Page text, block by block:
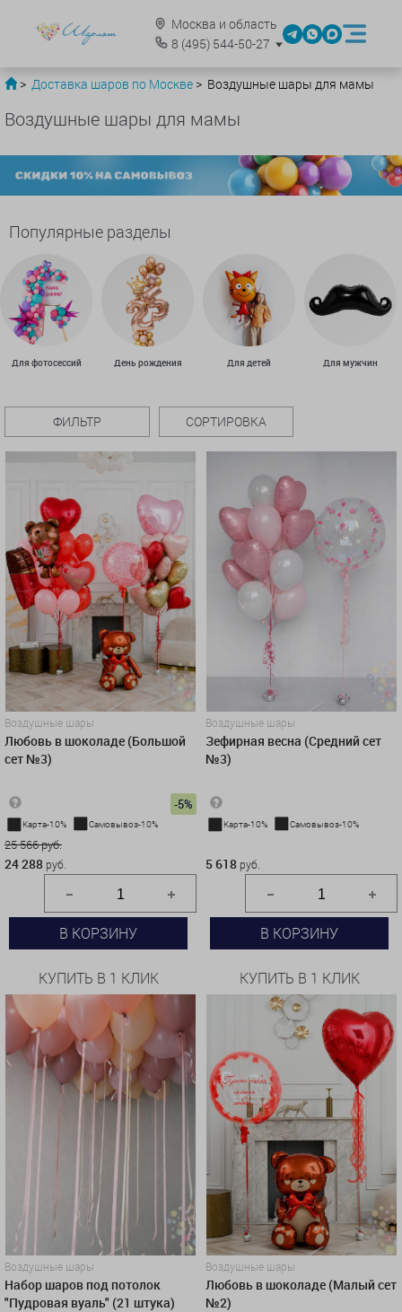
Москва и область
8 (495)544-50-27
Доставка шаров по Москве Воздушные шары для мамы
Воздушные шары для мамы
Популярные разделы
Для фотосессий День рождения Для детей Для мужчин
ФИЛЬТР СОРТИРОВКА
Воздушные шары
Любовь в шоколаде (Большой
сет №3)
-5%
Карта-10% Самовывоз-10%
25 566 руб.
24 288 руб.
В КОРЗИНУ
КУПИТЬ В 1 КЛИК
Воздушные шары
Зефирная весна (Средний сет
№3)
Карта-10% Самовывоз-10%
5 618 руб.
В КОРЗИНУ
КУПИТЬ В 1 КЛИК
Воздушные шары
Набор шаров под потолок
"Пудровая вуаль" (21 штука)
Воздушные шары
Любовь в шоколаде (Малый сет
№2)